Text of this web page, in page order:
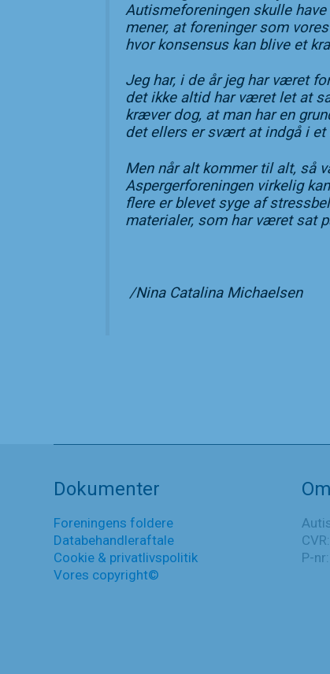
Autismeforeningen skulle
mener, at foreninger som
hvor konsensus kan blive et
Jeg har, i de år jeg har været
det ikke altid har været let at
kræver dog, at man har en
det ellers er svært at indgå i
Men når alt kommer til alt, så
Aspergerforeningen virkelig
flere er blevet syge af
materialer, som har været sat
/Nina Catalina Michaelsen
Dokumenter
Foreningens foldere
Databehandleraftale
Cookie & privatlivspolitik
Vores copyright©
Om
P-